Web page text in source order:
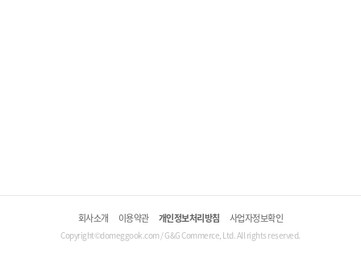
회사소개 이용약관 개인정보처리방침 사업자정보확인
Copyright©domeggook.com / G&G Commerce, Ltd. All rights reserved.